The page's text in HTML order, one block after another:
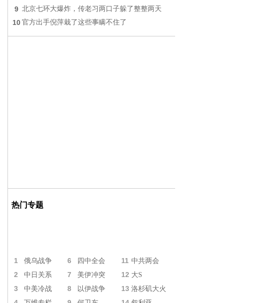
9 北京七环大爆炸，传老习两口子躲了整整两天
10 官方出手倪萍栽了这些事瞒不住了
热门专题
1 俄乌战争 6 四中全会 11 中共两会
2 中日关系 7 美伊冲突 12 大S
3 中美冷战 8 以伊战争 13 洛杉矶大火